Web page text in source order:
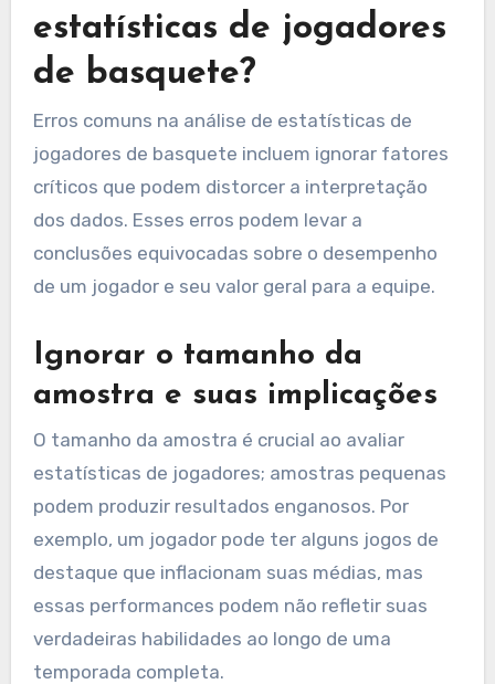
estatísticas de jogadores
de basquete?
Erros comuns na análise de estatísticas de
jogadores de basquete incluem ignorar fatores
críticos que podem distorcer a interpretação
dos dados. Esses erros podem levar a
conclusões equivocadas sobre o desempenho
de um jogador e seu valor geral para a equipe.
Ignorar o tamanho da
amostra e suas implicações
O tamanho da amostra é crucial ao avaliar
estatísticas de jogadores; amostras pequenas
podem produzir resultados enganosos. Por
exemplo, um jogador pode ter alguns jogos de
destaque que inflacionam suas médias, mas
essas performances podem não refletir suas
verdadeiras habilidades ao longo de uma
temporada completa.